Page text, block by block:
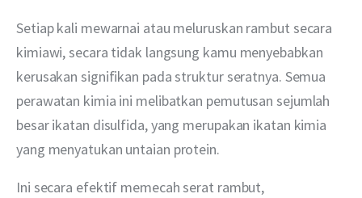
Setiap kali mewarnai atau meluruskan rambut secara
kimiawi, secara tidak langsung kamu menyebabkan
kerusakan signifikan pada struktur seratnya. Semua
perawatan kimia ini melibatkan pemutusan sejumlah
besar ikatan disulfida, yang merupakan ikatan kimia
yang menyatukan untaian protein.
Ini secara efektif memecah serat rambut,